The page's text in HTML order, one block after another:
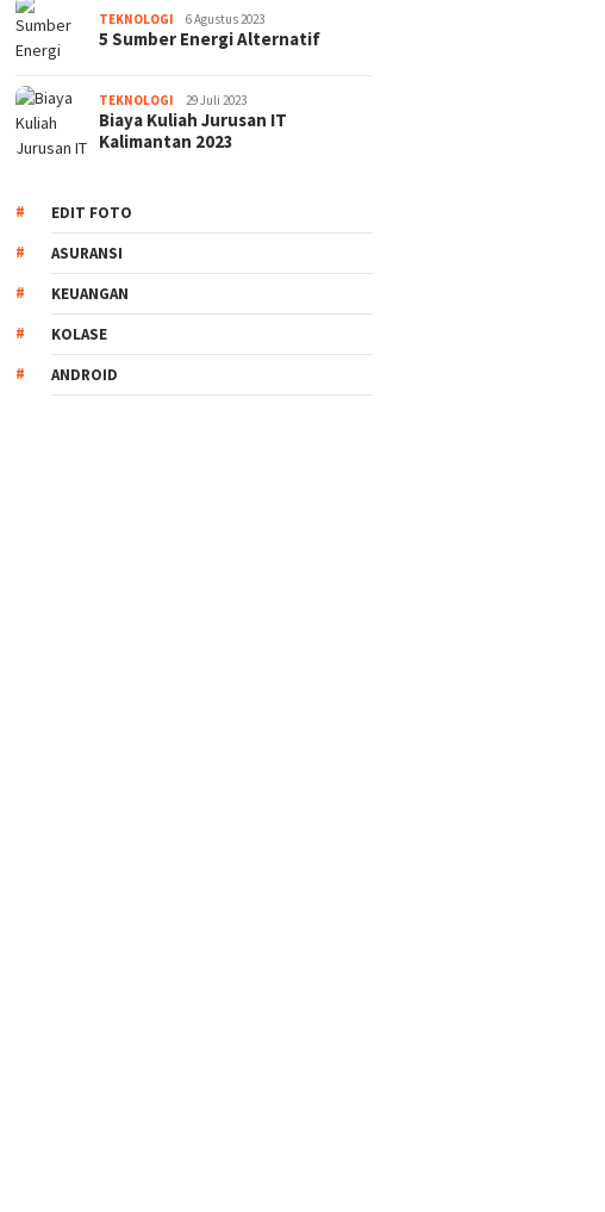
TEKNOLOGI 6 Agustus 2023
5 Sumber Energi Alternatif
TEKNOLOGI 29 Juli 2023
Biaya Kuliah Jurusan IT
Kalimantan 2023
EDIT FOTO
ASURANSI
KEUANGAN
KOLASE
ANDROID